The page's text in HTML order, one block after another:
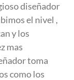
diseñador
el nivel ,
y los
mas
toma
como los